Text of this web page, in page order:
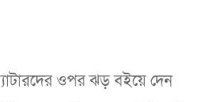
ওপর ঝড় বইয়ে দেন